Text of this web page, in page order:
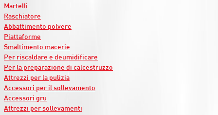
Martelli
Raschiatore
Abbattimento polvere
Piattaforme
Smaltimento macerie
Per riscaldare e deumidificare
Per la preparazione di calcestruzzo
Attrezzi per la pulizia
Accessori per il sollevamento
Accessori gru
Attrezzi per sollevamenti